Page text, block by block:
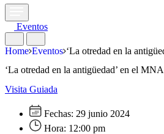
Eventos
Home Eventos ‘La otredad en la
‘La otredad en la antigüedad’ en el
Visita Guiada
Fechas: 29 junio 2024
Hora: 12:00 pm